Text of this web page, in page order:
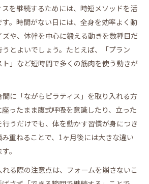
を継続するためには、時短メソッドを活
。時間がない日には、全身を効率よく動
や、体幹を中心に鍛える動きを数種目だ
とよいでしょう。たとえば、「プラン
」など短時間で多くの筋肉を使う動きが
に「ながらピラティス」を取り入れる方
ったまま腹式呼吸を意識したり、立った
うだけでも、体を動かす習慣が身につき
重ねることで、1ヶ月後には大きな違い
。
る際の注意点は、フォームを崩さないこ